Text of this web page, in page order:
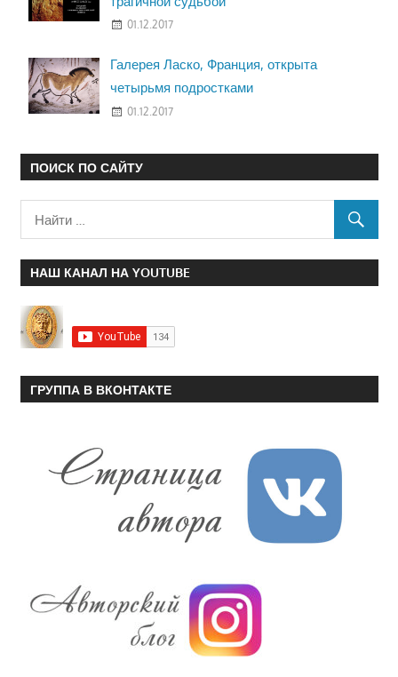
01.12.2017
Галерея Ласко, Франция, открыта
четырьмя подростками
01.12.2017
ПОИСК ПО САЙТУ
НАШ КАНАЛ НА YOUTUBE
ГРУППА В ВКОНТАКТЕ